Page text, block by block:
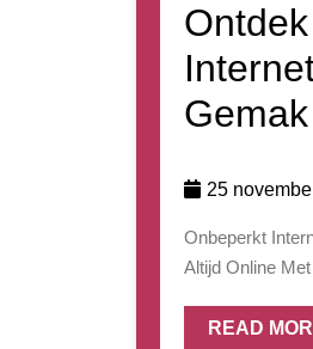
Gemak
25
Onbeperkt Internet Simkaart: Altijd Verbonden, Altijd Online Onbeperkt Internet Simkaart: Altijd Verbonden,
Altijd Online
READ